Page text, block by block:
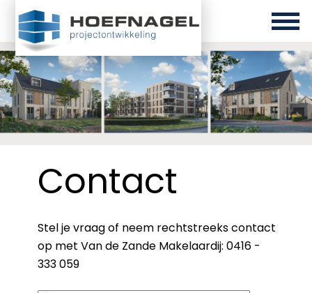
Contact
Stel je vraag of neem rechtstreeks contact
op met Van de Zande Makelaardij: 0416 -
333 059